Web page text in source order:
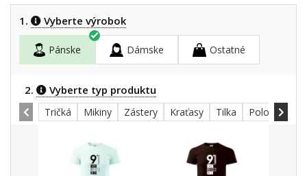
1. Vyberte výrobok
Pánske Dámske Ostatné
2. Vyberte typ produktu
Tričká Mikiny Zástery Kraťasy Tilka Polokošele